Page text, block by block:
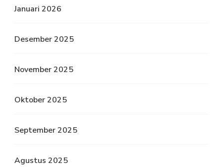
Januari 2026
Desember 2025
November 2025
Oktober 2025
September 2025
Agustus 2025